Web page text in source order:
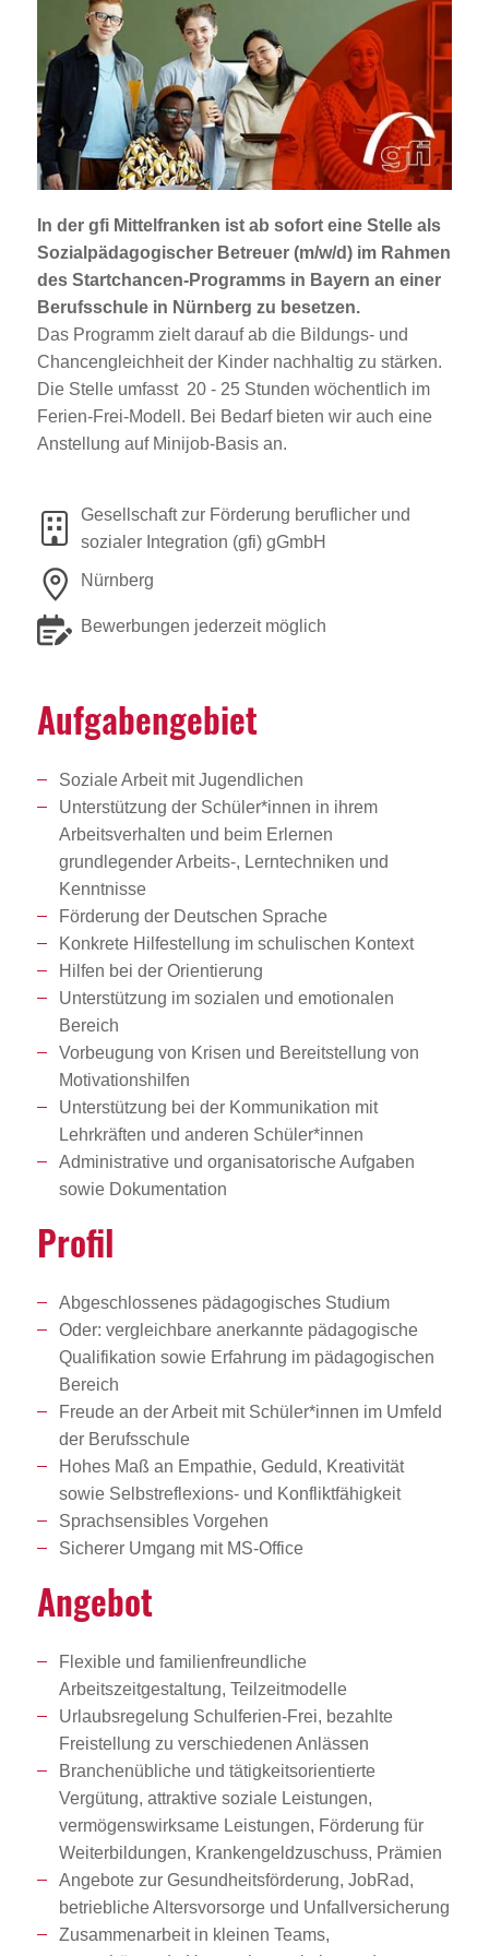
Jobportal
Presse und Medien
bbw e. V.
Karriere
Presse
News Archiv
In der gfi Mittelfranken ist ab sofort eine Stelle als
Sozialpädagogischer Betreuer (m/w/d)im Rahmen
des Startchancen-Programmsin Bayern an einer
Berufsschule in Nürnberg zu besetzen.
Das Programm zielt darauf ab die Bildungs- und
Chancengleichheit der Kinder nachhaltig zu stärken.
Die Stelle umfasst 20 - 25 Stunden wöchentlich im
Ferien-Frei-Modell. Bei Bedarf bieten wir auch eine
Anstellung auf Minijob-Basis an.
Gesellschaft zur Förderung beruflicher und
sozialer Integration (gfi) gGmbH
Nürnberg
Bewerbungen jederzeit möglich
Aufga­ben­ge­biet
Soziale Arbeit mit Jugendlichen
Unterstützung der Schüler*innen in ihrem
Arbeitsverhalten und beim Erlernen
grundlegender Arbeits-, Lerntechniken und
Kenntnisse
Förderung der Deutschen Sprache
Konkrete Hilfestellung im schulischen Kontext
Hilfen bei der Orientierung
Unterstützung im sozialen und emotionalen
Bereich
Vorbeugung von Krisen und Bereitstellung von
Motivationshilfen
Unterstützung bei der Kommunikation mit
Lehrkräften und anderen Schüler*innen
Administrative und organisatorische Aufgaben
sowie Dokumentation
Profil
Abgeschlossenes pädagogisches Studium
Oder: vergleichbare anerkannte pädagogische
Qualifikation sowie Erfahrung im pädagogischen
Bereich
Freude an der Arbeit mit Schüler*innen im Umfeld
der Berufsschule
Hohes Maß an Empathie, Geduld, Kreativität
sowie Selbstreflexions- und Konfliktfähigkeit
Sprachsensibles Vorgehen
Sicherer Umgang mit MS-Office
Angebot
Flexible und familienfreundliche
Arbeitszeitgestaltung, Teilzeitmodelle
Urlaubsregelung Schulferien-Frei, bezahlte
Freistellung zu verschiedenen Anlässen
Branchenübliche und tätigkeitsorientierte
Vergütung, attraktive soziale Leistungen,
vermögenswirksame Leistungen, Förderung für
Weiterbildungen, Krankengeldzuschuss, Prämien
Angebote zur Gesundheitsförderung, JobRad,
betriebliche Altersvorsorge und Unfallversicherung
Zusammenarbeit in kleinen Teams,